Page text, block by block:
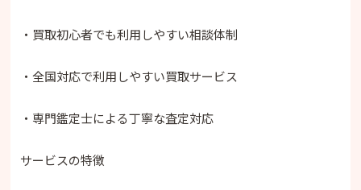
・Q2. 鑑定書や保証書がなくても買取してもら
・Q3. チェーンが切れていたり、石が取れてい
・Q4. ノーブランドのネックレスも売れます
・Q5. 宅配買取で高価な品物を送るのが不安で
・買取初心者でも利用しやすい相談体制
・全国対応で利用しやすい買取サービス
・専門鑑定士による丁寧な査定対応
サービスの特徴